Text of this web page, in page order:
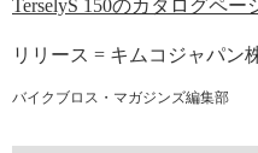
TerselyS 150のカタログペー
リリース = キムコジャパン
バイクブロス・マガジンズ編集部